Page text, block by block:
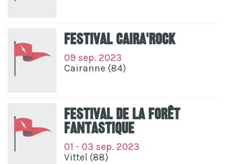
Festival Caira'Rock
09 sep. 2023
Cairanne (84)
Festival De La Forêt
Fantastique
01 - 03 sep. 2023
Vittel (88)